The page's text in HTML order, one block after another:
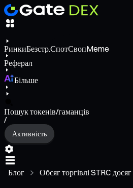
РинкиБезстр.СпотСвопMeme
Реферал
Більше
Пошук токенів/гаманців
/
Активність
Блог Обсяг торгівлі STRC